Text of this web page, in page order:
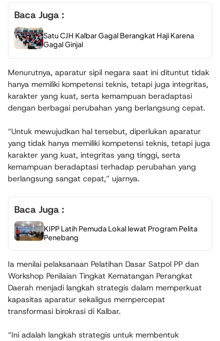
Baca Juga :
Satu CJH Kalbar Gagal Berangkat Haji Karena
Gagal Ginjal
Menurutnya, aparatur sipil negara saat ini dituntut tidak
hanya memiliki kompetensi teknis, tetapi juga integritas,
karakter yang kuat, serta kemampuan beradaptasi
dengan berbagai perubahan yang berlangsung cepat.
“Untuk mewujudkan hal tersebut, diperlukan aparatur
yang tidak hanya memiliki kompetensi teknis, tetapi juga
karakter yang kuat, integritas yang tinggi, serta
kemampuan beradaptasi terhadap perubahan yang
berlangsung sangat cepat,” ujarnya.
Baca Juga :
KIPP Latih Pemuda Lokal lewat Program Pelita
Penebang
Ia menilai pelaksanaan Pelatihan Dasar Satpol PP dan
Workshop Penilaian Tingkat Kematangan Perangkat
Daerah menjadi langkah strategis dalam memperkuat
kapasitas aparatur sekaligus mempercepat
transformasi birokrasi di Kalbar.
“Ini adalah langkah strategis untuk membentuk